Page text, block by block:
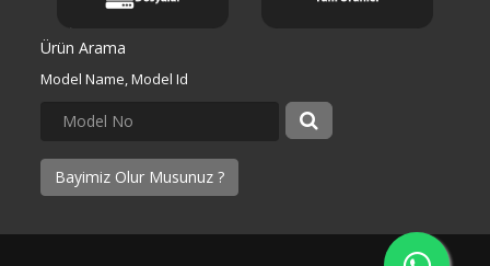
Ürün Arama
Model Name, Model Id
Bayimiz Olur Musunuz ?